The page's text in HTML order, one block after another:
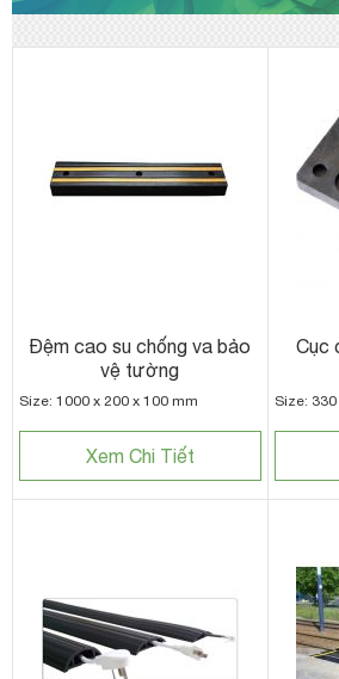
Đệm cao su chống va bảo
vệ tường
Size: 1000 x 200 x 100 mm
Xem Chi Tiết
Cục
Size: